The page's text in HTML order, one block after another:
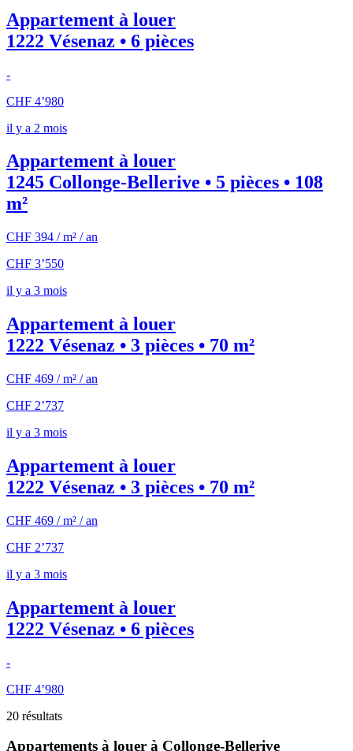
Appartement à louer
1222 Vésenaz • 6 pièces
-
CHF 4’980
il y a 2 mois
Appartement à louer
1245 Collonge-Bellerive • 5 pièces • 108
m²
CHF 394 / m² / an
CHF 3’550
il y a 3 mois
Appartement à louer
1222 Vésenaz • 3 pièces • 70 m²
CHF 469 / m² / an
CHF 2’737
il y a 3 mois
Appartement à louer
1222 Vésenaz • 3 pièces • 70 m²
CHF 469 / m² / an
CHF 2’737
il y a 3 mois
Appartement à louer
1222 Vésenaz • 6 pièces
-
CHF 4’980
20 résultats
Appartements à louer à Collonge-Bellerive